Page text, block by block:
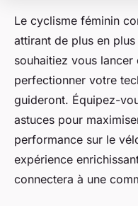
Le cyclisme féminin
attirant de plus en
souhaitiez vous
perfectionner votre
guideront. Équipez-
astuces pour
performance sur le
expérience
connectera à une